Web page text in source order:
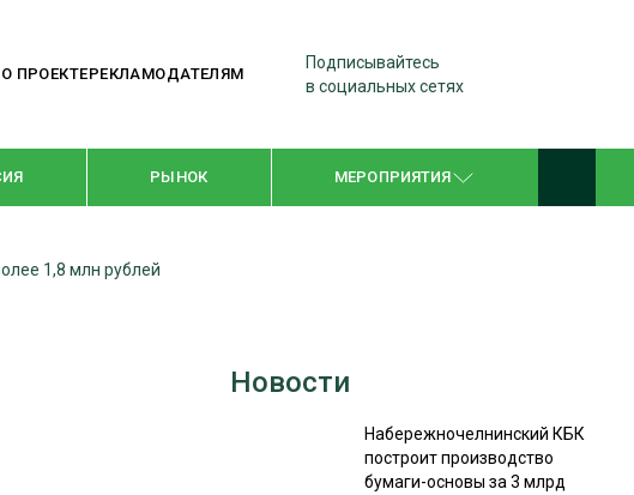
О ПРОЕКТЕРЕКЛАМОДАТЕЛЯМ
Подписывайтесь
в социальных сетях
РЫНОК МЕРОПРИЯТИЯ
WOODEX-2021
1,8 млн рублей
Новости
Набережночелнинский КБК
построит производство
бумаги-основы за 3 млрд